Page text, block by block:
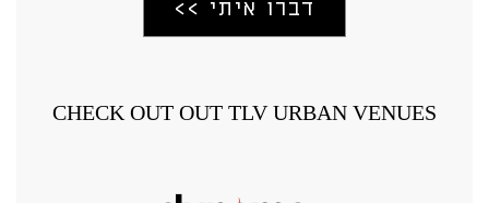
CHECK OUT OUT TLV URBAN VENUES